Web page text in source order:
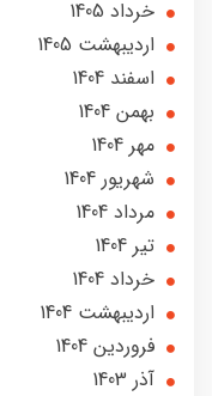
خرداد 1405
ارديبهشت 1405
اسفند 1404
بهمن 1404
مهر 1404
شهریور 1404
مرداد 1404
تير 1404
خرداد 1404
ارديبهشت 1404
فروردین 1404
آذر 1403